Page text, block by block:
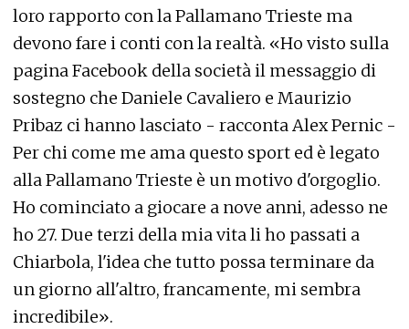
loro rapporto con la Pallamano Trieste ma
devono fare i conti con la realtà. «Ho visto sulla
pagina Facebook della società il messaggio di
sostegno che Daniele Cavaliero e Maurizio
Pribaz ci hanno lasciato - racconta Alex Pernic -
Per chi come me ama questo sport ed è legato
alla Pallamano Trieste è un motivo d'orgoglio.
Ho cominciato a giocare a nove anni, adesso ne
ho 27. Due terzi della mia vita li ho passati a
Chiarbola, l'idea che tutto possa terminare da
un giorno all'altro, francamente, mi sembra
incredibile».